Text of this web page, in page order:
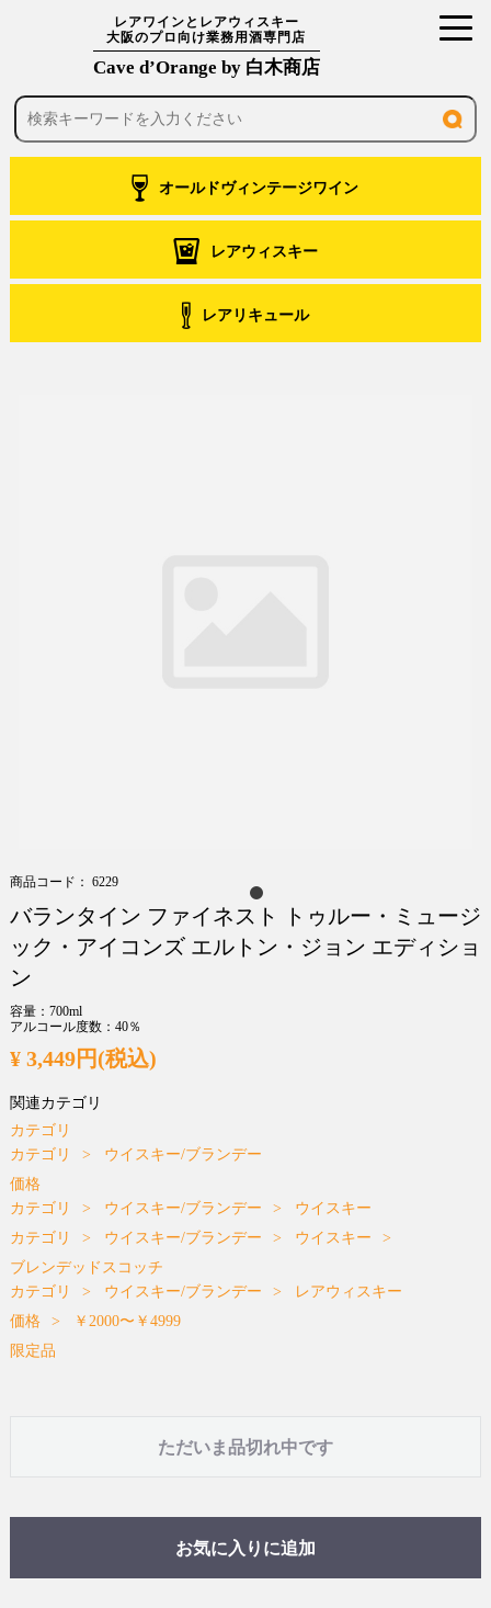
レアワインとレアウィスキー
大阪のプロ向け業務用酒専門店
Cave d’Orange by 白木商店
オールドヴィンテージワイン
レアウィスキー
レアリキュール
商品コード： 6229
バランタイン ファイネスト トゥルー・ミュージ
ック・アイコンズ エルトン・ジョン エディショ
ン
容量：700ml
アルコール度数：40％
¥ 3,449円(税込)
関連カテゴリ
カテゴリ
カテゴリ
ウイスキー/ブランデー
価格
カテゴリ
ウイスキー/ブランデー
ウイスキー
カテゴリ
ウイスキー/ブランデー
ウイスキー
ブレンデッドスコッチ
カテゴリ
ウイスキー/ブランデー
レアウィスキー
価格
￥2000〜￥4999
限定品
ただいま品切れ中です
お気に入りに追加